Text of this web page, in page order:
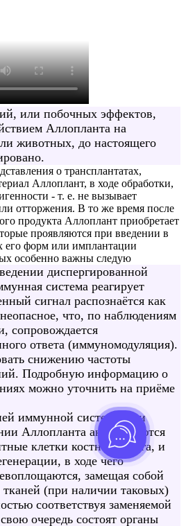
или побочных эффектов,
Аллопланта на
животных, до настоящего
о трансплантатах,
Аллоплант, в ходе обработки,
- т. е. не вызывает
отторжения. В то же время после
продукта Аллоплант приобретает
проявляются при введении в
его форм или имплантации
особенно важны следую
диспергированной
система реагирует
сигнал распознаётся как
что, по наблюдениям
сопровождается
ответа (иммуномодуляция).
снижению частоты
Подробную информацию о
можно уточнить на приёме
иммунной системы при
Аллопланта активируются
клетки костного мозга, и
в ходе чего
замещая собой
(при наличии таковых)
соответствуя заменяемой
очередь состоят органы